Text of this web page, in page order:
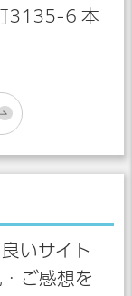
3135-6 本
いサイト
ご感想を